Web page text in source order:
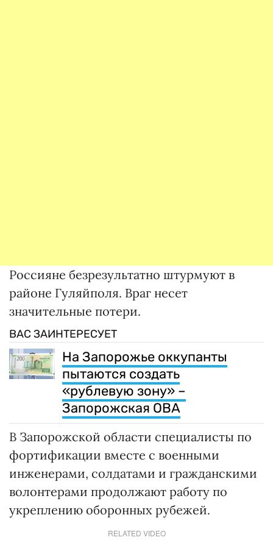
Россияне безрезультатно штурмуют в
районе Гуляйполя. Враг несет
значительные потери.
ВАС ЗАИНТЕРЕСУЕТ
На Запорожье оккупанты
пытаются создать
«рублевую зону» –
Запорожская ОВА
В Запорожской области специалисты по
фортификации вместе с военными
инженерами, солдатами и гражданскими
волонтерами продолжают работу по
укреплению оборонных рубежей.
RELATED VIDEO